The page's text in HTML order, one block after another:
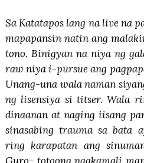
Sa Katatapos lang na live na
mapapansin natin ang
tono. Binigyan na niya ng
raw niya i-pursue ang
Unang-una wala naman
ng lisensiya si titser. Wala
dinaanan at naging iisang
sinasabing trauma sa bata
ring karapatan ang